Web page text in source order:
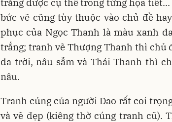
trắng được cụ thể trong từng họa
bức vẽ cũng tùy thuộc vào chủ đề
phục của Ngọc Thanh là màu xanh
trắng; tranh vẽ Thượng Thanh thì chủ
da trời, nâu sẫm và Thái Thanh thì
nâu.
Tranh cúng của người Dao rất coi
và vẽ đẹp (kiêng thờ cúng tranh cũ).